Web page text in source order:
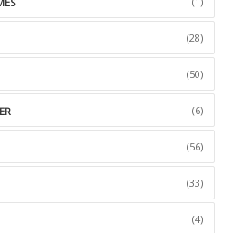
(28)
(50)
(6)
(56)
(33)
(4)